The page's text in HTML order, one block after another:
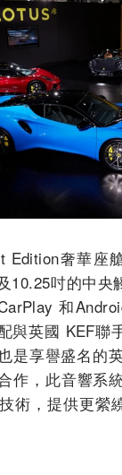
Edition奢華座
10.25吋的中央
和
與英國 KEF聯
是享譽盛名的
作，此音響系
術，提供更縈